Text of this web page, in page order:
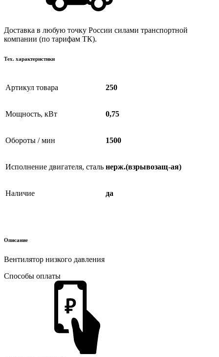
Доставка в любую точку России силами транспортной
компании (по тарифам ТК).
Тех. характеристики
Артикул товара 250
Мощность, кВт 0,75
Обороты / мин 1500
Исполнение двигателя, сталь нерж.(взрывозащ-ая)
Наличие да
Описание
Вентилятор низкого давления
Способы оплаты